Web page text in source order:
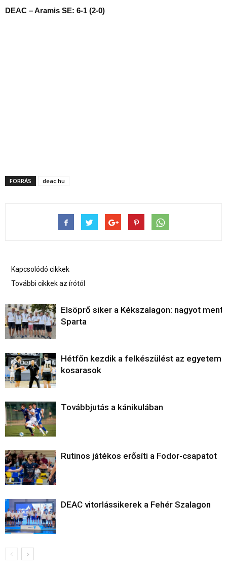
DEAC – Aramis SE: 6-1 (2-0)
FORRÁS deac.hu
Kapcsolódó cikkek
További cikkek az írótól
Elsöprő siker a Kékszalagon: nagyot ment
Sparta
Hétfőn kezdik a felkészülést az egyetemi
kosarasok
Továbbjutás a kánikulában
Rutinos játékos erősíti a Fodor-csapatot
DEAC vitorlássikerek a Fehér Szalagon